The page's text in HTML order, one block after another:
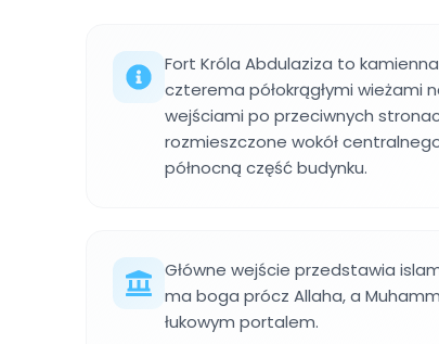
Fort Króla Abdulaziza to
czterema półokrągłymi wieżami
wejściami po przeciwnych
rozmieszczone wokół
północną część budynku.
Główne wejście przedstawia
ma boga prócz Allaha, a
łukowym portalem.